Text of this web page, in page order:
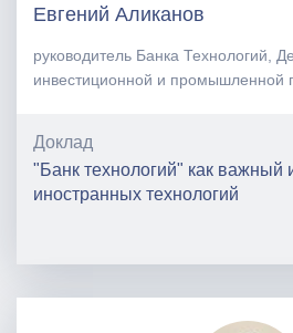
Евгений Аликанов
руководитель Банка Технологий,
инвестиционной и промышленной
Доклад
"Банк технологий" как важный
иностранных технологий